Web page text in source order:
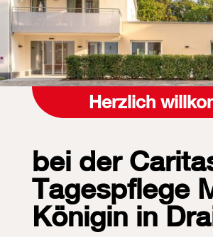
Herzlich
bei der
Tagespflege
Königin in